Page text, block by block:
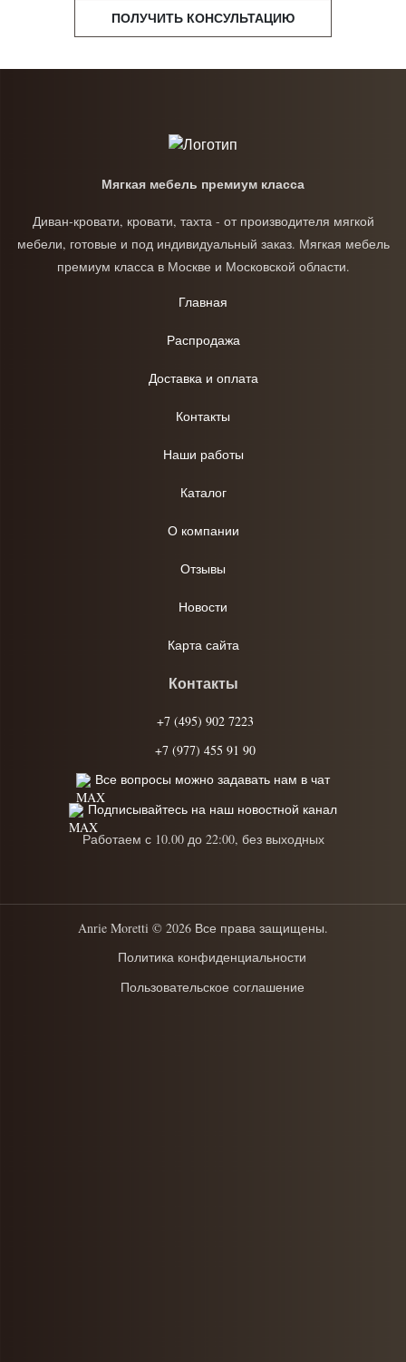
ПОЛУЧИТЬ КОНСУЛЬТАЦИЮ
Мягкая мебель премиум класса
Диван-кровати, кровати, тахта - от производителя мягкой
мебели, готовые и под индивидуальный заказ. Мягкая мебель
премиум класса в Москве и Московской области.
Главная
Распродажа
Доставка и оплата
Контакты
Наши работы
Каталог
О компании
Отзывы
Новости
Карта сайта
Контакты
+7 (495) 902 7223
+7 (977) 455 91 90
Все вопросы можно задавать нам в чат
Подписывайтесь на наш новостной канал
Работаем с 10.00 до 22:00, без выходных
Anrie Moretti © 2026 Все права защищены.
Политика конфиденциальности
Пользовательское соглашение